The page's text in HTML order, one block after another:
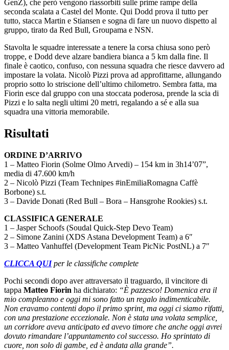
GenZ), che però vengono riassorbiti sulle prime rampe della
seconda scalata a Castel del Monte. Qui Dodd prova il tutto per
tutto, stacca Martin e Stiansen e sogna di fare un nuovo dispetto al
gruppo, tirato da Red Bull, Groupama e NSN.
Stavolta le squadre interessate a tenere la corsa chiusa sono però
troppe, e Dodd deve alzare bandiera bianca a 5 km dalla fine. Il
finale è caotico, confuso, con nessuna squadra che riesce davvero ad
impostare la volata. Nicolò Pizzi prova ad approfittarne, allungando
proprio sotto lo striscione dell’ultimo chilometro. Sembra fatta, ma
Fiorin esce dal gruppo con una stoccata poderosa, prende la scia di
Pizzi e lo salta negli ultimi 20 metri, regalando a sé e alla sua
squadra una vittoria memorabile.
Risultati
ORDINE D’ARRIVO
1 – Matteo Fiorin (Solme Olmo Arvedi) – 154 km in 3h14’07”,
media di 47.600 km/h
2 – Nicolò Pizzi (Team Technipes #inEmiliaRomagna Caffè
Borbone) s.t.
3 – Davide Donati (Red Bull – Bora – Hansgrohe Rookies) s.t.
CLASSIFICA GENERALE
1 – Jasper Schoofs (Soudal Quick-Step Devo Team)
2 – Simone Zanini (XDS Astana Development Team) a 6″
3 – Matteo Vanhuffel (Development Team PicNic PostNL) a 7″
CLICCA QUIper le classifiche complete
Pochi secondi dopo aver attraversato il traguardo, il vincitore di
tappa Matteo Fiorin ha dichiarato: “È pazzesco! Domenica era il
mio compleanno e oggi mi sono fatto un regalo indimenticabile.
Non eravamo contenti dopo il primo sprint, ma oggi ci siamo rifatti,
con una prestazione eccezionale. Non è stata una volata semplice,
un corridore aveva anticipato ed avevo timore che anche oggi avrei
dovuto rimandare l’appuntamento col successo. Ho sprintato di
cuore, non solo di gambe, ed è andata alla grande”.